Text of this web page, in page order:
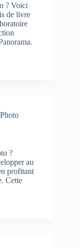
? Voici
de livre
?
au
profitant
Cette